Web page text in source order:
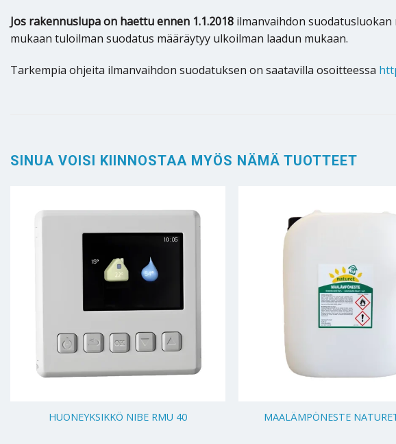
Jos rakennuslupa on haettu ennen 1.1.2018 ilmanvaihdon suodatusluokan
mukaan tuloilman suodatus määräytyy ulkoilman laadun mukaan.
Tarkempia ohjeita ilmanvaihdon suodatuksen on saatavilla osoitteessa
SINUA VOISI KIINNOSTAA MYÖS NÄMÄ TUOTTEET
HUONEYKSIKKÖ NIBE RMU 40 MAALÄMPÖNESTE